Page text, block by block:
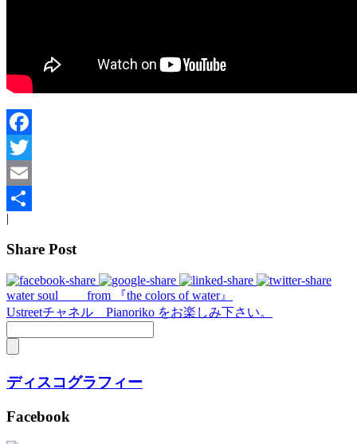
Facebook
Twitter
Email
共
有
|
Share Post
water soul from 『the colors of water』
Ustreetチャネル Pianoriko をお楽しみ下さい。
ディスコグラフィー
Facebook